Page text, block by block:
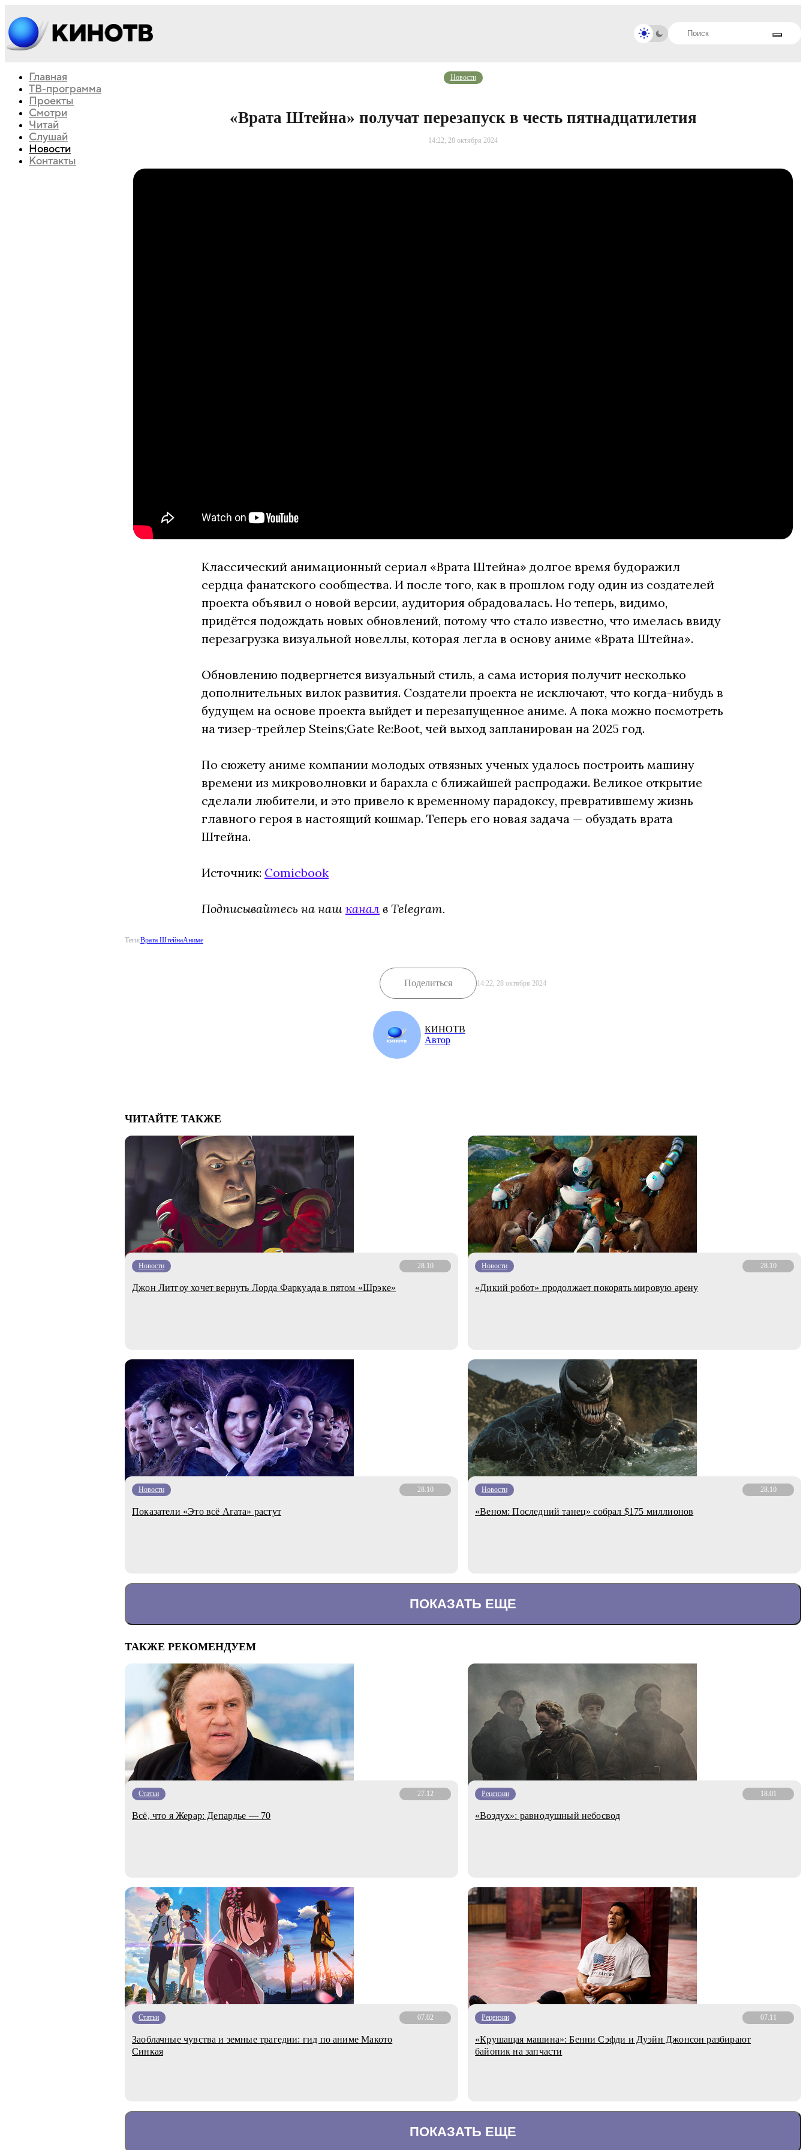
Главная
ТВ-программа
Проекты
Смотри
Читай
Слушай
Новости
Контакты
Новости
«Врата Штейна» получат перезапуск в честь пятнадцатилетия
14:22, 28 октября 2024
Классический анимационный сериал «Врата Штейна» долгое время будоражил
сердца фанатского сообщества. И после того, как в прошлом году один из создателей
проекта объявил о новой версии, аудитория обрадовалась. Но теперь, видимо,
придётся подождать новых обновлений, потому что стало известно, что имелась ввиду
перезагрузка визуальной новеллы, которая легла в основу аниме «Врата Штейна».
Обновлению подвергнется визуальный стиль, а сама история получит несколько
дополнительных вилок развития. Создатели проекта не исключают, что когда-нибудь в
будущем на основе проекта выйдет и перезапущенное аниме. А пока можно посмотреть
на тизер-трейлер Steins;Gate Re:Boot, чей выход запланирован на 2025 год.
По сюжету аниме компании молодых отвязных ученых удалось построить машину
времени из микроволновки и барахла с ближайшей распродажи. Великое открытие
сделали любители, и это привело к временному парадоксу, превратившему жизнь
главного героя в настоящий кошмар. Теперь его новая задача — обуздать врата
Штейна.
Источник: Comicbook
Подписывайтесь на наш канал в Telegram.
Теги:Врата ШтейнаАниме
Поделиться 14:22, 28 октября 2024
КИНОТВ
Автор
ЧИТАЙТЕ ТАКЖЕ
Новости 28.10
Джон Литгоу хочет вернуть Лорда Фаркуада в пятом «Шрэке»
Новости 28.10
«Дикий робот» продолжает покорять мировую арену
Новости 28.10
Показатели «Это всё Агата» растут
Новости 28.10
«Веном: Последний танец» собрал $175 миллионов
ПОКАЗАТЬ ЕЩЕ
ТАКЖЕ РЕКОМЕНДУЕМ
Статьи 27.12
Всё, что я Жерар: Депардье — 70
Рецензии 18.01
«Воздух»: равнодушный небосвод
Статьи 07.02
Заоблачные чувства и земные трагедии: гид по аниме Макото
Синкая
Рецензии 07.11
«Крушащая машина»: Бенни Сэфди и Дуэйн Джонсон разбирают
байопик на запчасти
ПОКАЗАТЬ ЕЩЕ